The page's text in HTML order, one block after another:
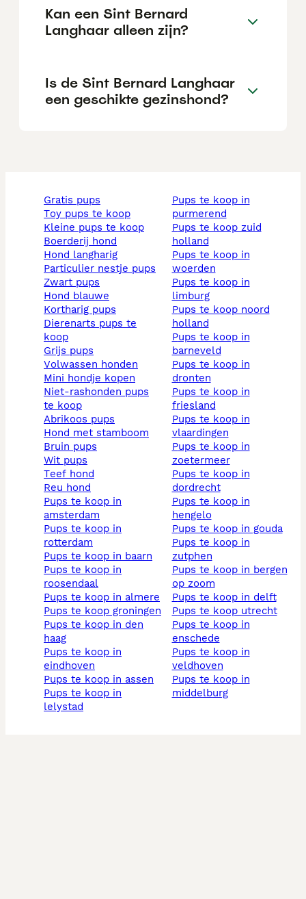
Kan een Sint Bernard
Langhaar alleen zijn?
Is de Sint Bernard Langhaar
een geschikte gezinshond?
gratis pups
toy pups te koop
kleine pups te koop
boerderij hond
hond langharig
particulier nestje pups
zwart pups
hond blauwe
kortharig pups
dierenarts pups te
koop
grijs pups
volwassen honden
mini hondje kopen
niet-rashonden pups
te koop
abrikoos pups
hond met stamboom
bruin pups
wit pups
teef hond
reu hond
pups te koop in
amsterdam
pups te koop in
rotterdam
pups te koop in baarn
pups te koop in
roosendaal
pups te koop in almere
pups te koop groningen
pups te koop in den
haag
pups te koop in
eindhoven
pups te koop in assen
pups te koop in
lelystad
pups te koop in
purmerend
pups te koop zuid
holland
pups te koop in
woerden
pups te koop in
limburg
pups te koop noord
holland
pups te koop in
barneveld
pups te koop in
dronten
pups te koop in
friesland
pups te koop in
vlaardingen
pups te koop in
zoetermeer
pups te koop in
dordrecht
pups te koop in
hengelo
pups te koop in gouda
pups te koop in
zutphen
pups te koop in bergen
op zoom
pups te koop in delft
pups te koop utrecht
pups te koop in
enschede
pups te koop in
veldhoven
pups te koop in
middelburg